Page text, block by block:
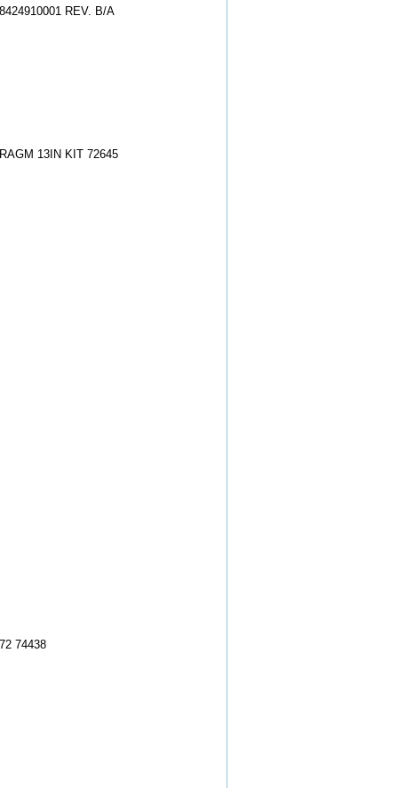
REV. B/A
13IN KIT 72645
74438